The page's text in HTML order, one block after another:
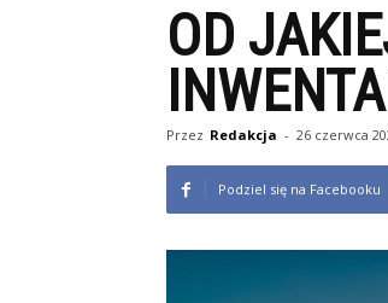
OD
Przez Redakcja - 26 czerwca
Podziel się na Facebooku